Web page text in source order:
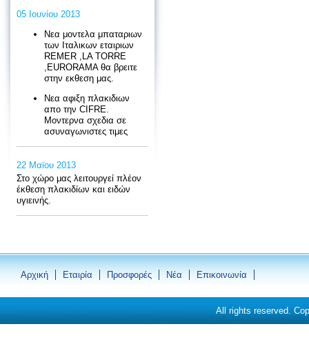
05 Ιουνίου 2013
Νεα μοντελα μπαταριων
των Ιταλικων εταιριων
REMER ,LA TORRE
,EURORAMA θα βρειτε
στην εκθεση μας.
Νεα αφιξη πλακιδιων
απο την CIFRE.
Moντερνα σχεδια σε
ασυναγωνιστες τιμες
22 Μαϊου 2013
Στο χώρο μας λειτουργεί πλέον
έκθεση πλακιδίων και ειδών
υγιεινής.
Αρχική Εταιρία Προσφορές Νέα Eπικοινωνία
All rights reserved.